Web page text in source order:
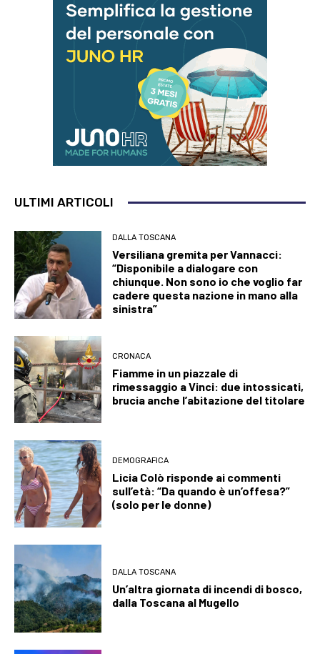
ULTIMI ARTICOLI
DALLA TOSCANA
Versiliana gremita per Vannacci:
“Disponibile a dialogare con
chiunque. Non sono io che voglio far
cadere questa nazione in mano alla
sinistra”
CRONACA
Fiamme in un piazzale di
rimessaggio a Vinci: due intossicati,
brucia anche l’abitazione del titolare
DEMOGRAFICA
Licia Colò risponde ai commenti
sull’età: “Da quando è un’offesa?”
(solo per le donne)
DALLA TOSCANA
Un’altra giornata di incendi di bosco,
dalla Toscana al Mugello